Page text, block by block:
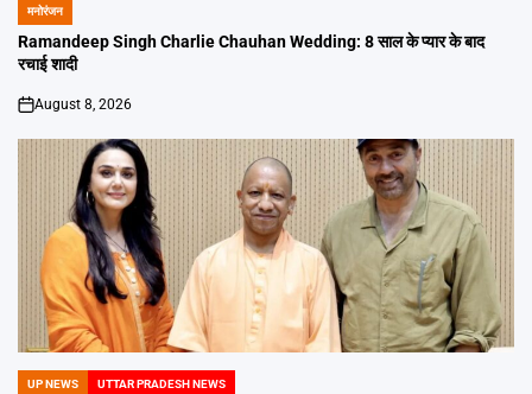
POSTED
IN
मनोरंजन
Ramandeep Singh Charlie Chauhan Wedding: 8 साल के प्यार के बाद
रचाई शादी
on
August 8, 2026
POSTED
UP NEWS UTTAR PRADESH NEWS